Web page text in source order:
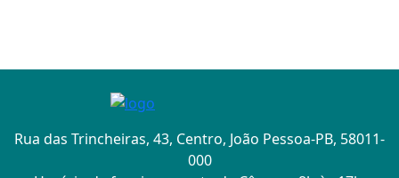
Rua das Trincheiras, 43, Centro, João Pessoa-PB, 58011-
000